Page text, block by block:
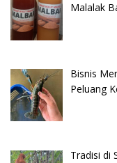
Malalak
Bisnis
Peluang
Tradisi di